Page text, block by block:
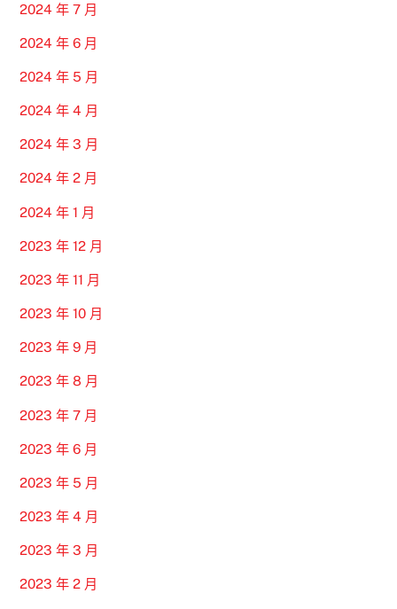
2024 年 7 月
2024 年 6 月
2024 年 5 月
2024 年 4 月
2024 年 3 月
2024 年 2 月
2024 年 1 月
2023 年 12 月
2023 年 11 月
2023 年 10 月
2023 年 9 月
2023 年 8 月
2023 年 7 月
2023 年 6 月
2023 年 5 月
2023 年 4 月
2023 年 3 月
2023 年 2 月